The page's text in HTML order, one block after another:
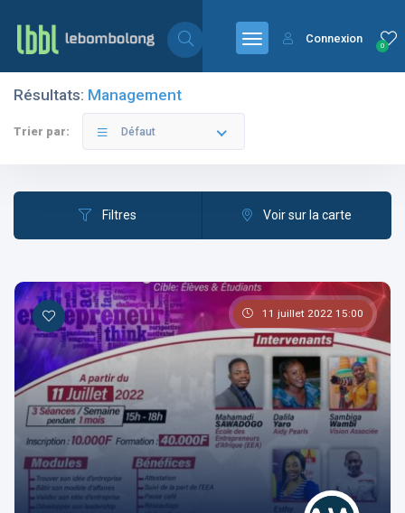
0
Connexion
Filtres Catégories
Les catégories
Résultats: Management
Trier par: Défaut
Filtres Voir sur la carte
11 juillet 2022 15:00